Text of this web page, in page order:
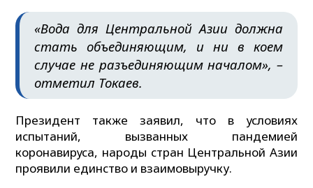
«Вода для Центральной Азии должна
стать объединяющим, и ни в коем
случае не разъединяющим началом», –
отметил Токаев.
Президент также заявил, что в условиях
испытаний, вызванных пандемией
коронавируса, народы стран Центральной Азии
проявили единство и взаимовыручку.